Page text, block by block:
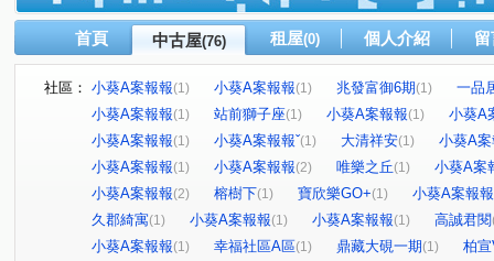
首頁 中古屋(76) 租屋(0) 個人介紹
社區： 小葵A案報報(1) 小葵A案報報(1) 兆發富御6期(1)
一品
小葵A案報報(1) 站前獅子座(1) 小葵A案報報(1)
小葵A
小葵A案報報(1) 小葵A案報報ˇ(1) 大清祥安(1)
小葵A
小葵A案報報(1) 小葵A案報報(2) 唯樂之丘(1)
小葵A案
小葵A案報報(2) 榕樹下(1) 寶欣樂GO+(1)
小葵A案報報
久郡綺寓(1) 小葵A案報報(1) 小葵A案報報(1) 高誠君閱
小葵A案報報(1) 幸福社區A區(1) 鼎藏大硯一期(1)
柏